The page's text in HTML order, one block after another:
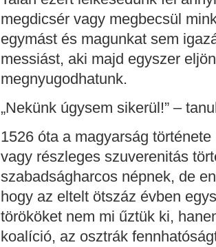
megdicsér vagy megbecsül
egymást és magunkat sem
messiást, aki majd egyszer
megnyugodhatunk.
„Nekünk úgysem sikerül!” –
1526 óta a magyarság
vagy részleges szuverenitás
szabadságharcos népnek, de
hogy az eltelt ötszáz évben
törököket nem mi űztük ki,
koalíció, az osztrák